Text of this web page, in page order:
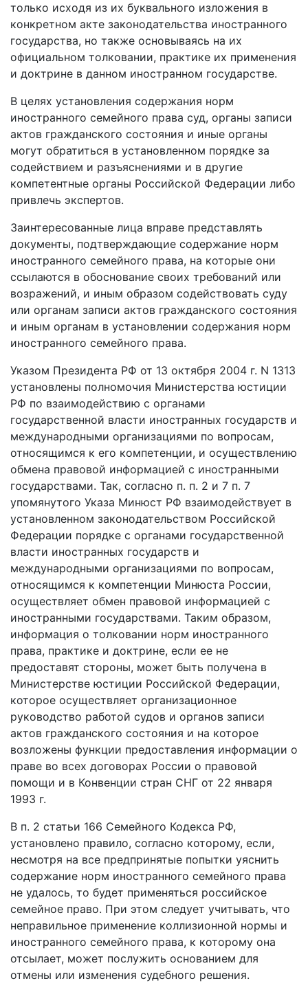
только исходя из их буквального изложения в
конкретном акте законодательства иностранного
государства, но также основываясь на их
официальном толковании, практике их применения
и доктрине в данном иностранном государстве.
В целях установления содержания норм
иностранного семейного права суд, органы записи
актов гражданского состояния и иные органы
могут обратиться в установленном порядке за
содействием и разъяснениями и в другие
компетентные органы Российской Федерации либо
привлечь экспертов.
Заинтересованные лица вправе представлять
документы, подтверждающие содержание норм
иностранного семейного права, на которые они
ссылаются в обоснование своих требований или
возражений, и иным образом содействовать суду
или органам записи актов гражданского состояния
и иным органам в установлении содержания норм
иностранного семейного права.
Указом Президента РФ от 13 октября 2004 г. N 1313
установлены полномочия Министерства юстиции
РФ по взаимодействию с органами
государственной власти иностранных государств и
международными организациями по вопросам,
относящимся к его компетенции, и осуществлению
обмена правовой информацией с иностранными
государствами. Так, согласно п. п. 2 и 7 п. 7
упомянутого Указа Минюст РФ взаимодействует в
установленном законодательством Российской
Федерации порядке с органами государственной
власти иностранных государств и
международными организациями по вопросам,
относящимся к компетенции Минюста России,
осуществляет обмен правовой информацией с
иностранными государствами. Таким образом,
информация о толковании норм иностранного
права, практике и доктрине, если ее не
предоставят стороны, может быть получена в
Министерстве юстиции Российской Федерации,
которое осуществляет организационное
руководство работой судов и органов записи
актов гражданского состояния и на которое
возложены функции предоставления информации о
праве во всех договорах России о правовой
помощи и в Конвенции стран СНГ от 22 января
1993 г.
В п. 2 статьи 166 Семейного Кодекса РФ,
установлено правило, согласно которому, если,
несмотря на все предпринятые попытки уяснить
содержание норм иностранного семейного права
не удалось, то будет применяться российское
семейное право. При этом следует учитывать, что
неправильное применение коллизионной нормы и
иностранного семейного права, к которому она
отсылает, может послужить основанием для
отмены или изменения судебного решения.